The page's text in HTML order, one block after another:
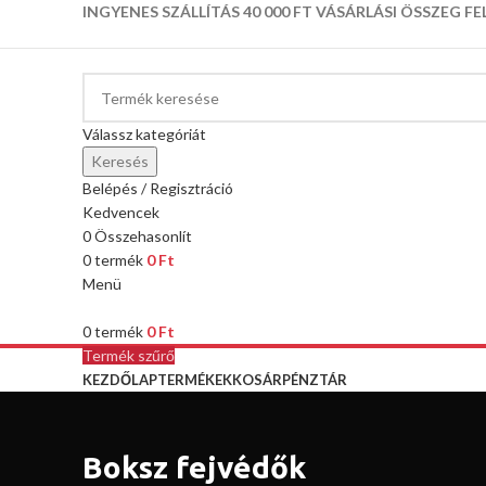
INGYENES SZÁLLÍTÁS 40 000 FT VÁSÁRLÁSI ÖSSZEG
Válassz kategóriát
Keresés
Belépés / Regisztráció
Kedvencek
0Összehasonlít
0termék 0Ft
Menü
0termék 0Ft
Termék szűrő
KEZDŐLAPTERMÉKEKKOSÁRPÉNZTÁR
Boksz fejvédők